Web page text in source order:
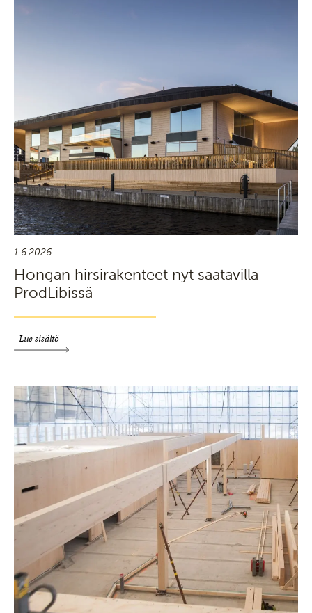
1.6.2026
Hongan hirsirakenteet nyt saatavilla
ProdLibissä
Lue sisältö